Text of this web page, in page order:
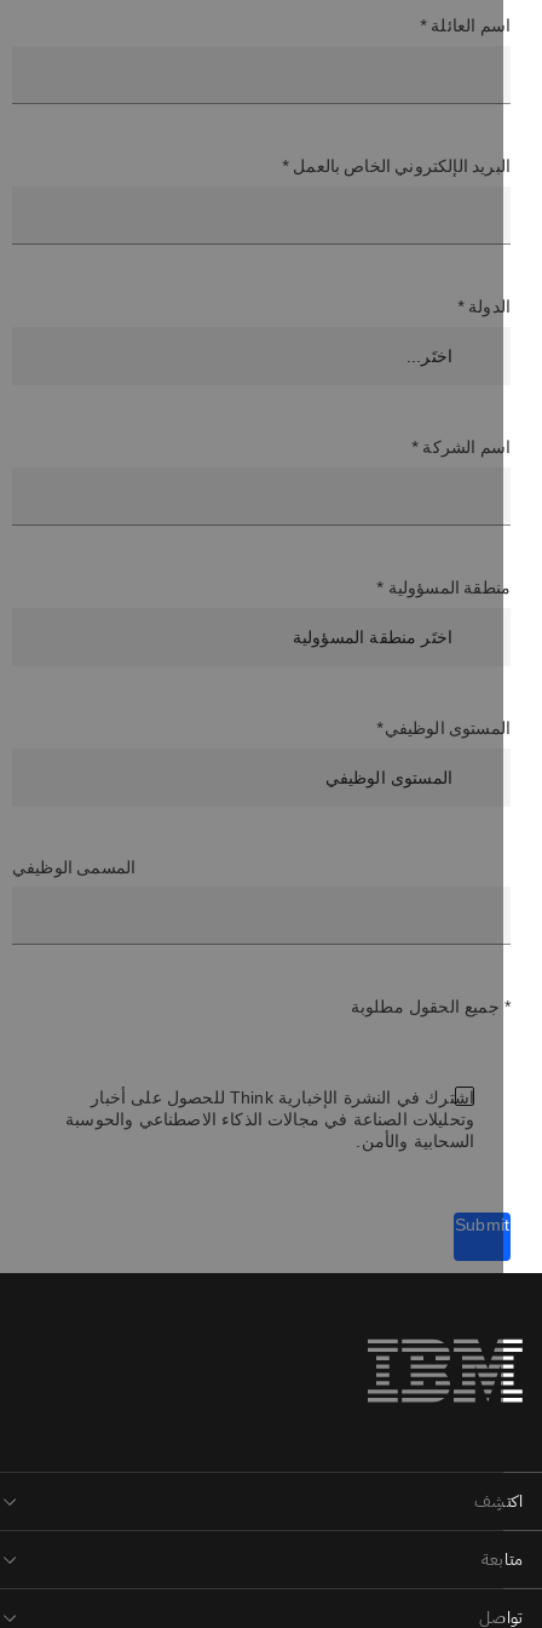
العائلة *
الإلكتروني الخاص بالعمل *
*
الشركة *
المسؤولية *
الوظيفي*
المسمى الوظيفي
جميع الحقول مطلوبة
اشترك في النشرة الإخبارية Think للحصول على أخبار
وتحليلات الصناعة في مجالات الذكاء الاصطناعي والحوسبة
السحابية والأمن.